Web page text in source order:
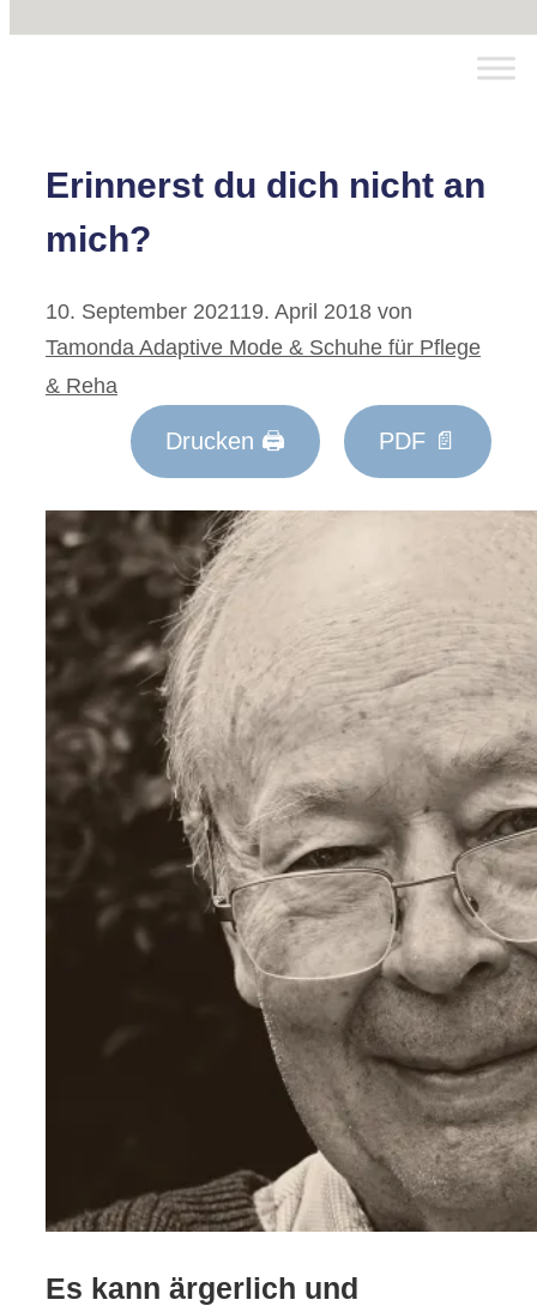
Erinnerst du dich nicht an
mich?
10. September 202119. April 2018 von
Tamonda Adaptive Mode & Schuhe für Pflege
& Reha
Drucken 🖨 PDF 📄
Es kann ärgerlich und